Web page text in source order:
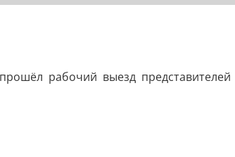
рабочий выезд представителей